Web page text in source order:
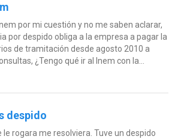
por mi cuestión y no me saben aclarar,
por despido obliga a la empresa a pagar la
de tramitación desde agosto 2010 a
¿Tengo qué ir al Inem con la...
despido
le rogara me resolviera. Tuve un despido